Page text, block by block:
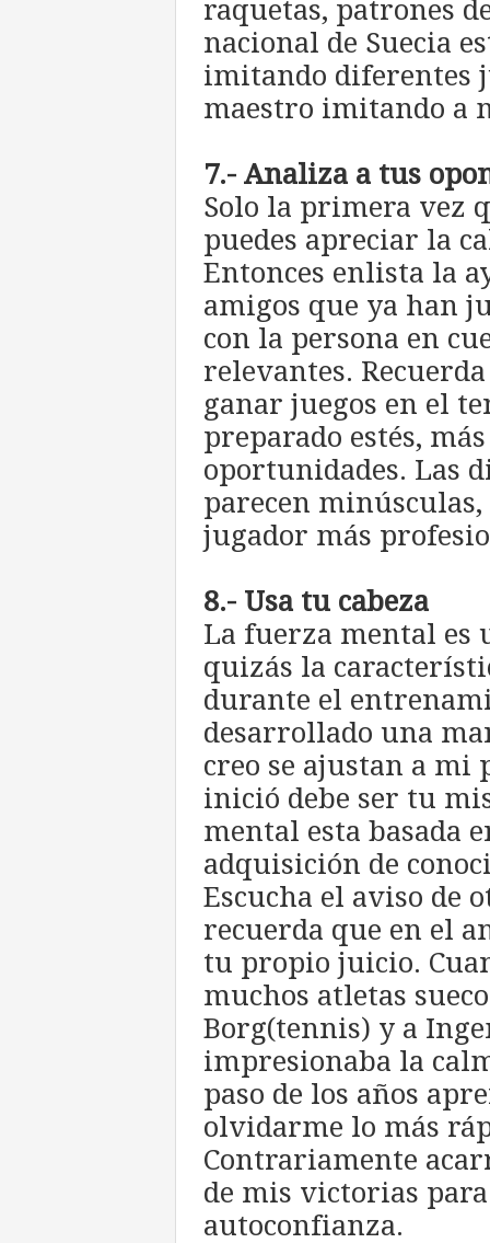
raquetas, patrones
nacional de Suecia
imitando diferentes
maestro imitando a
7.- Analiza a tus
Solo la primera vez
puedes apreciar la
Entonces enlista la
amigos que ya han
con la persona en
relevantes.
ganar juegos en el
preparado estés,
oportunidades. Las
parecen
jugador más
8.- Usa tu cabeza
La fuerza mental es
quizás la
durante el
desarrollado una
creo se ajustan a mi
inició debe ser tu
mental esta basada
adquisición de
Escucha el aviso de
recuerda que en el
tu propio juicio.
muchos atletas
Borg(tennis) y a
impresionaba la
paso de los años
olvidarme lo más
Contrariamente
de mis victorias
autoconfianza.